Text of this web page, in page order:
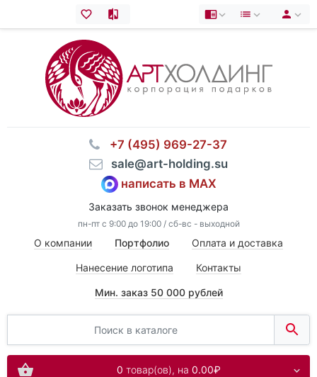
⠀+7 (495) 969-27-37
⠀sale@art-holding.su
написать в MAX
Заказать звонок менеджера
пн-пт с 9:00 до 19:00 / сб-вс - выходной
О компании Портфолио Оплата и доставка
Нанесение логотипа Контакты
Мин. заказ 50 000 рублей
0 товар(ов), на 0.00₽